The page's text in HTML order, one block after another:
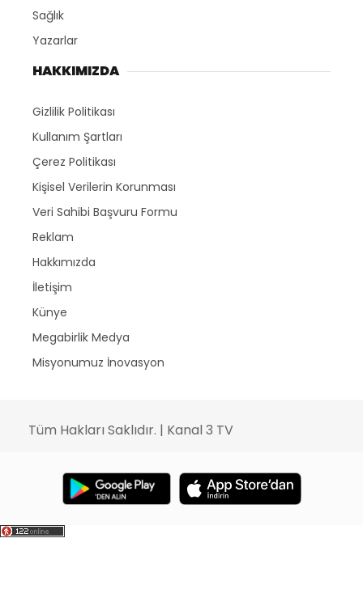
Sağlık
Yazarlar
HAKKIMIZDA
Gizlilik Politikası
Kullanım Şartları
Çerez Politikası
Kişisel Verilerin Korunması
Veri Sahibi Başvuru Formu
Reklam
Hakkımızda
İletişim
Künye
Megabirlik Medya
Misyonumuz İnovasyon
Tüm Hakları Saklıdır. | Kanal 3 TV